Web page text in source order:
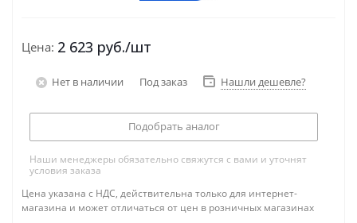
Цена: 2 623 руб./шт
Нет в наличии Под заказ Нашли дешевле?
Подобрать аналог
Наши менеджеры обязательно свяжутся с вами и уточнят
условия заказа
Цена указана с НДС, действительна только для интернет-
магазина и может отличаться от цен в розничных магазинах